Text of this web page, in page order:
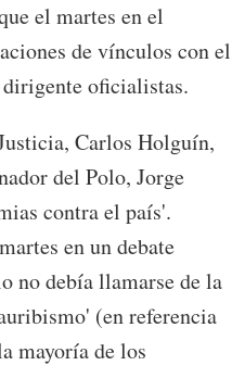
el martes en el
de vínculos con el
oficialistas.
Carlos Holguín,
del Polo, Jorge
contra el país'.
en un debate
no debía llamarse de la
(en referencia
mayoría de los